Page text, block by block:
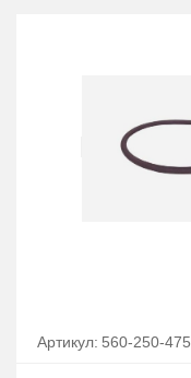
Артикул: 560-250-475